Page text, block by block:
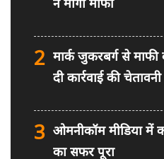
2 मार्क जुकरबर्ग से
दी कार्रवाई की चेतावनी
3 ओमनीकॉम मीडिया में
का सफर पूरा